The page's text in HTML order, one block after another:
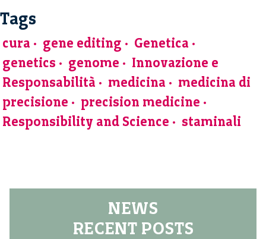
Tags
cura gene editing
Genetica
genetics
genome
Innovazione e
Responsabilità
medicina
medicina di
precisione
precision medicine
Responsibility and Science
staminali
NEWS
RECENT POSTS